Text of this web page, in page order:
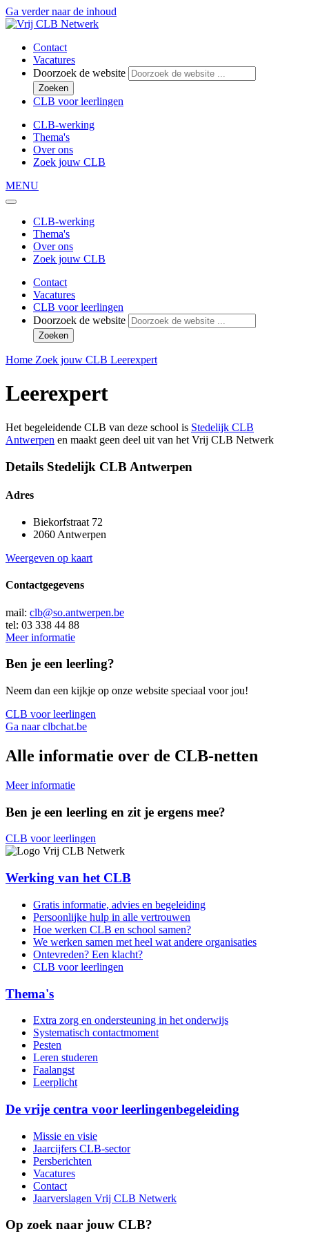
Ga verder naar de inhoud
Contact
Vacatures
Doorzoek de website
Zoeken
CLB voor leerlingen
CLB-werking
Thema's
Over ons
Zoek jouw CLB
MENU
CLB-werking
Thema's
Over ons
Zoek jouw CLB
Contact
Vacatures
CLB voor leerlingen
Doorzoek de website
Zoeken
Home Zoek jouw CLB Leerexpert
Leerexpert
Het begeleidende CLB van deze school is Stedelijk CLB
Antwerpen en maakt geen deel uit van het Vrij CLB Netwerk
Details Stedelijk CLB Antwerpen
Adres
Biekorfstraat 72
2060 Antwerpen
Weergeven op kaart
Contactgegevens
mail: clb@so.antwerpen.be
tel: 03 338 44 88
Meer informatie
Ben je een leerling?
Neem dan een kijkje op onze website speciaal voor jou!
CLB voor leerlingen
Ga naar clbchat.be
Alle informatie over de CLB-netten
Meer informatie
Ben je een leerling en zit je ergens mee?
CLB voor leerlingen
Werking van het CLB
Gratis informatie, advies en begeleiding
Persoonlijke hulp in alle vertrouwen
Hoe werken CLB en school samen?
We werken samen met heel wat andere organisaties
Ontevreden? Een klacht?
CLB voor leerlingen
Thema's
Extra zorg en ondersteuning in het onderwijs
Systematisch contactmoment
Pesten
Leren studeren
Faalangst
Leerplicht
De vrije centra voor leerlingenbegeleiding
Missie en visie
Jaarcijfers CLB-sector
Persberichten
Vacatures
Contact
Jaarverslagen Vrij CLB Netwerk
Op zoek naar jouw CLB?